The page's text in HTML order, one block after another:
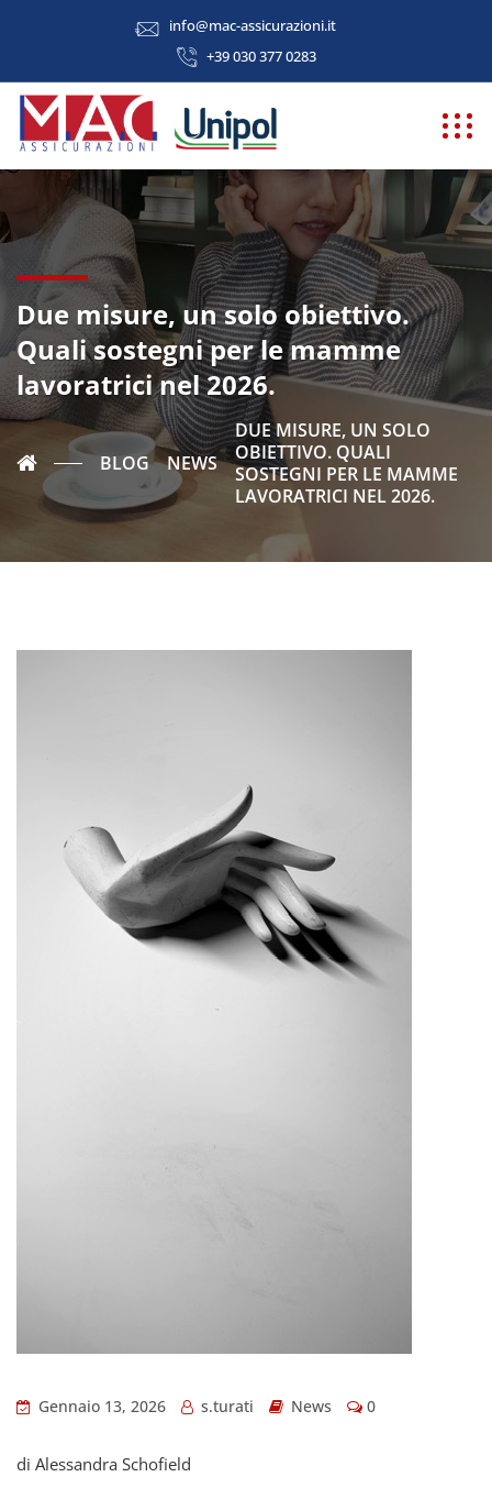
info@mac-assicurazioni.it
+39 030 377 0283
Due misure, un solo obiettivo.
Quali sostegni per le mamme
lavoratrici nel 2026.
BLOG NEWS
DUE MISURE, UN SOLO
OBIETTIVO. QUALI
SOSTEGNI PER LE MAMME
LAVORATRICI NEL 2026.
Gennaio 13, 2026 s.turati News 0
di Alessandra Schofield